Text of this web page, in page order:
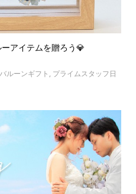
アイテムを贈ろう💎
バルーンギフト , プライムスタッフ日